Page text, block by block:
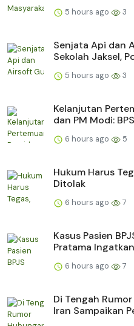
5 hours ago 3
Senjata Api dan
Sekolah Jaksel,
5 hours ago 3
Kelanjutan
dan PM Modi:
6 hours ago 5
Hukum Harus
Ditolak
6 hours ago 7
Kasus Pasien
Pratama Ingatkan
6 hours ago 7
Di Tengah
Iran Sampaikan